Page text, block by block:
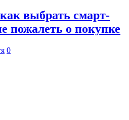
выбрать смарт-
пожалеть о покупке
0